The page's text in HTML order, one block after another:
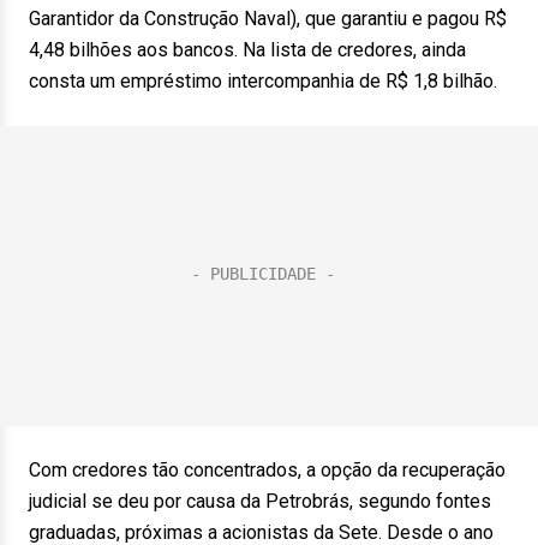
Garantidor da Construção Naval), que garantiu e pagou R$
4,48 bilhões aos bancos. Na lista de credores, ainda
consta um empréstimo intercompanhia de R$ 1,8 bilhão.
Com credores tão concentrados, a opção da recuperação
judicial se deu por causa da Petrobrás, segundo fontes
graduadas, próximas a acionistas da Sete. Desde o ano